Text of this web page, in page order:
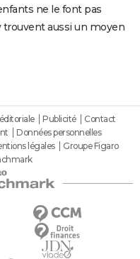
ne le font pas
trouvent aussi un moyen
Publicité
Contact
Données personnelles
légales
Groupe Figaro